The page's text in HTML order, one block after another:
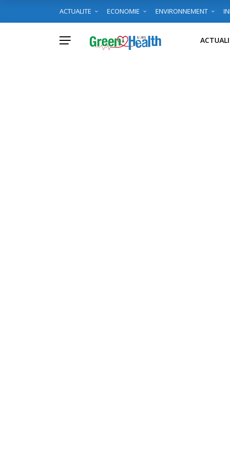
ACTUALITE ECONOMIE ENVIRONNEMENT